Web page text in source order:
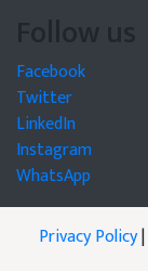
Follow us
Facebook
Twitter
LinkedIn
Instagram
WhatsApp
Privacy Policy|